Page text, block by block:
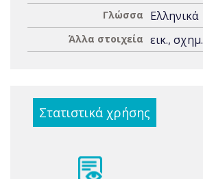
Γλώσσα Ελληνικά
Άλλα στοιχεία εικ., σχημ.
Στατιστικά χρήσης